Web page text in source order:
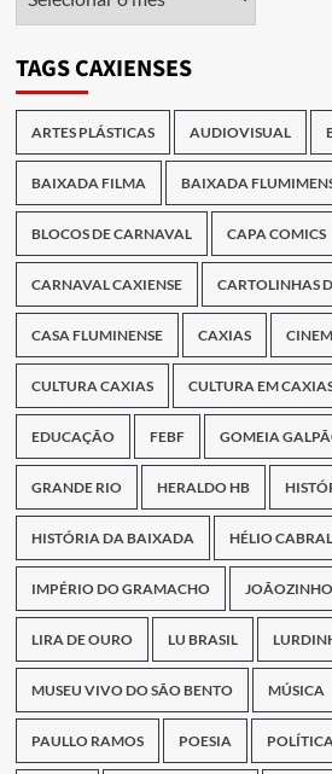
TAGS CAXIENSES
ARTES PLÁSTICAS AUDIOVISUAL
BAIXADA FILMA BAIXADA
BLOCOS DE CARNAVAL CAPA COMICS
CARNAVAL CAXIENSE CARTOLINHAS
CASA FLUMINENSE CAXIAS
CULTURA CAXIAS CULTURA EM
EDUCAÇÃO FEBF GOMEIA
GRANDE RIO HERALDO HB
HISTÓRIA DA BAIXADA HÉLIO CABRAL
IMPÉRIO DO GRAMACHO
LIRA DE OURO LU BRASIL
MUSEU VIVO DO SÃO BENTO MÚSICA
PAULLO RAMOS POESIA POLÍTICA